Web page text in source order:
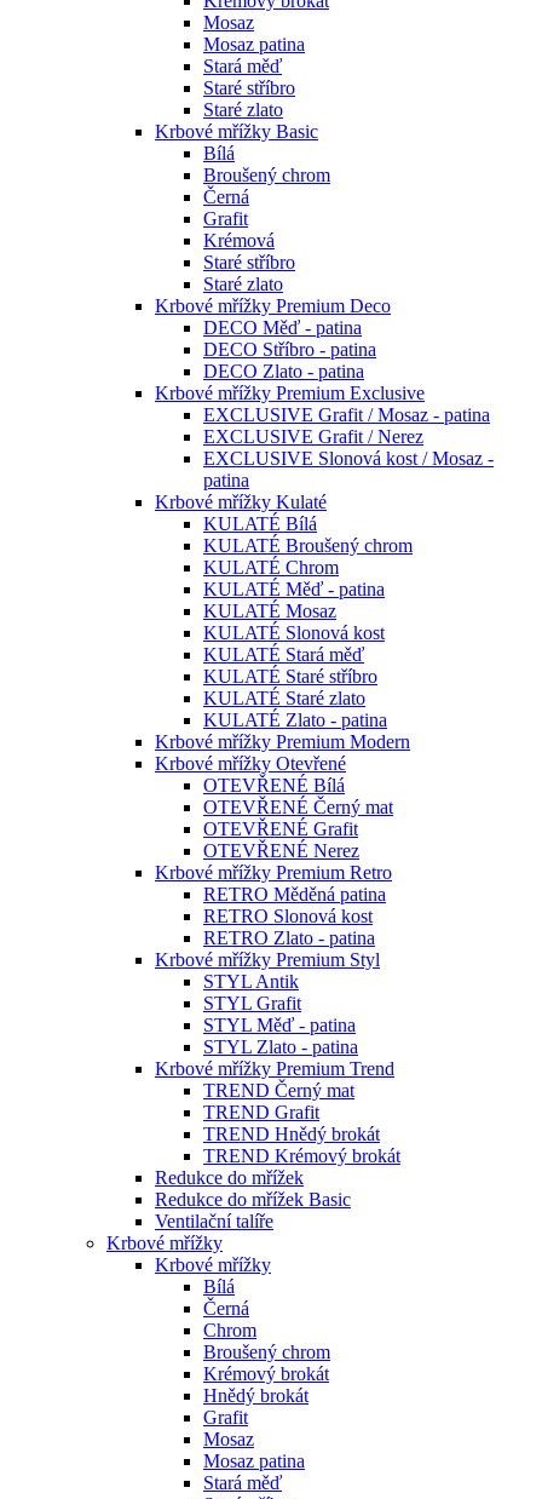
Mosaz
Mosaz patina
Stará měď
Staré stříbro
Staré zlato
Krbové mřížky Basic
Bílá
Broušený chrom
Černá
Grafit
Krémová
Staré stříbro
Staré zlato
Krbové mřížky Premium Deco
DECO Měď - patina
DECO Stříbro - patina
DECO Zlato - patina
Krbové mřížky Premium Exclusive
EXCLUSIVE Grafit / Mosaz - patina
EXCLUSIVE Grafit / Nerez
EXCLUSIVE Slonová kost / Mosaz -
patina
Krbové mřížky Kulaté
KULATÉ Bílá
KULATÉ Broušený chrom
KULATÉ Chrom
KULATÉ Měď - patina
KULATÉ Mosaz
KULATÉ Slonová kost
KULATÉ Stará měď
KULATÉ Staré stříbro
KULATÉ Staré zlato
KULATÉ Zlato - patina
Krbové mřížky Premium Modern
Krbové mřížky Otevřené
OTEVŘENÉ Bílá
OTEVŘENÉ Černý mat
OTEVŘENÉ Grafit
OTEVŘENÉ Nerez
Krbové mřížky Premium Retro
RETRO Měděná patina
RETRO Slonová kost
RETRO Zlato - patina
Krbové mřížky Premium Styl
STYL Antik
STYL Grafit
STYL Měď - patina
STYL Zlato - patina
Krbové mřížky Premium Trend
TREND Černý mat
TREND Grafit
TREND Hnědý brokát
TREND Krémový brokát
Redukce do mřížek
Redukce do mřížek Basic
Ventilační talíře
Krbové mřížky
Krbové mřížky
Bílá
Černá
Chrom
Broušený chrom
Krémový brokát
Hnědý brokát
Grafit
Mosaz
Mosaz patina
Stará měď